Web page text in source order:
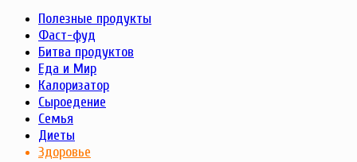
Полезные продукты
Фаст-фуд
Битва продуктов
Еда и Мир
Калоризатор
Сыроедение
Семья
Диеты
Здоровье